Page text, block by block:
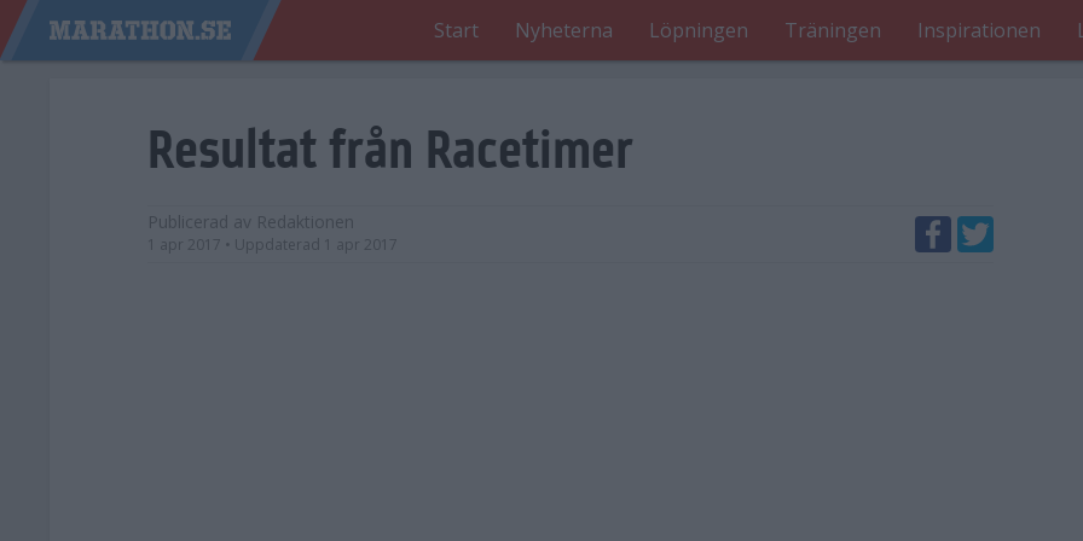
Start Nyheterna Löpningen Träningen Inspirationen
Resultat från Racetimer
Publicerad av Redaktionen
1 apr 2017 • Uppdaterad 1 apr 2017